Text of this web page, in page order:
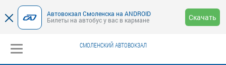
Автовокзал Смоленска на ANDROID
Билеты на автобус у вас в кармане
Скачать
СМОЛЕНСКИЙ АВТОВОКЗАЛ